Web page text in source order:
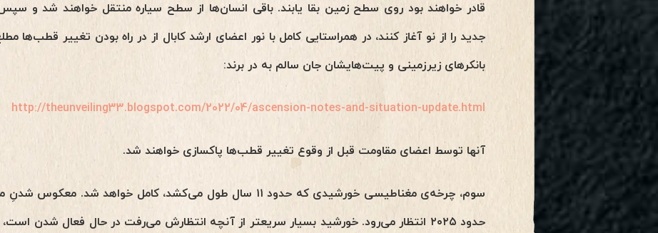
قادر خواهند بود روی سطح زمین بقا یابند. باقی انسان‌ها از سطح سیاره منتقل خواهند شد و
جدید را از نو آغاز کنند، در همراستایی کامل با نور‌ اعضای ارشد کابال از در راه بودن تغییر قطب‌ها
بانکرهای زیرزمینی و پیت‌هایشان جان سالم به در برند:
http://theunveiling33.blogspot.com/2022/04/ascension-notes-and-situation-update.html
آنها توسط اعضای مقاومت قبل از وقوع تغییر قطب‌ها پاکسازی خواهند شد.
سوم، چرخه‌ی مغناطیسی خورشیدی که حدود ۱۱ سال طول می‌کشد، کامل خواهد
حدود ۲۰۲۵ انتظار می‌رود. خورشید بسیار سریعتر از آنچه انتظارش می‌رفت در حال فعال شدن